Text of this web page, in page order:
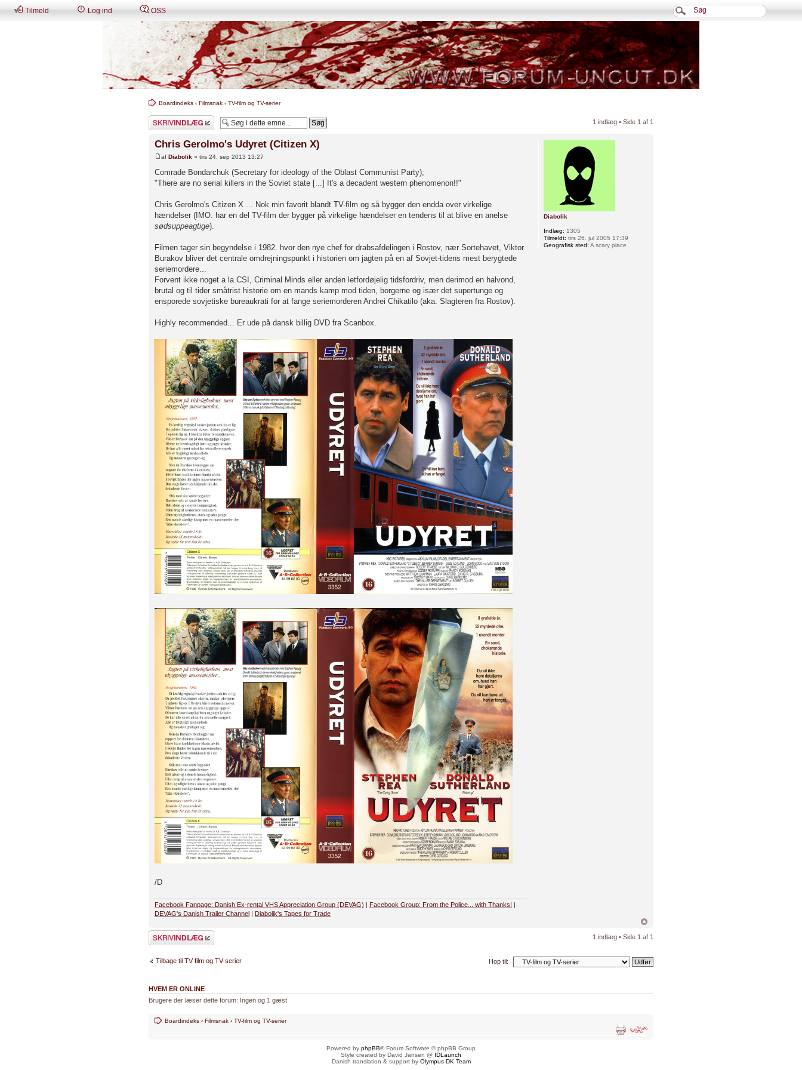
Tilmeld Log ind OSS
Boardindeks ‹ Filmsnak ‹ TV-film og TV-serier
Skriv et svar 1 indlæg • Side 1 af 1
Chris Gerolmo's Udyret (Citizen X)
af Diabolik » tirs 24. sep 2013 13:27
Comrade Bondarchuk (Secretary for ideology of the Oblast Communist Party);
"There are no serial killers in the Soviet state [...] It's a decadent western phenomenon!!"
Chris Gerolmo's Citizen X ... Nok min favorit blandt TV-film og så bygger den endda over virkelige
hændelser (IMO. har en del TV-film der bygger på virkelige hændelser en tendens til at blive en anelse
sødsuppeagtige).
Filmen tager sin begyndelse i 1982. hvor den nye chef for drabsafdelingen i Rostov, nær Sortehavet, Viktor
Burakov bliver det centrale omdrejningspunkt i historien om jagten på en af Sovjet-tidens mest berygtede
seriemordere...
Forvent ikke noget a la CSI, Criminal Minds eller anden letfordøjelig tidsfordriv, men derimod en halvond,
brutal og til tider småtrist historie om en mands kamp mod tiden, borgerne og især det supertunge og
ensporede sovjetiske bureaukrati for at fange seriemorderen Andrei Chikatilo (aka. Slagteren fra Rostov).
Highly recommended... Er ude på dansk billig DVD fra Scanbox.
/D
Facebook Fanpage: Danish Ex-rental VHS Appreciation Group (DEVAG) | Facebook Group: From the Police... with Thanks! |
DEVAG's Danish Trailer Channel | Diabolik's Tapes for Trade
Diabolik
Indlæg: 1305
Tilmeldt: tirs 26. jul 2005 17:39
Geografisk sted: A scary place
Skriv et svar 1 indlæg • Side 1 af 1
Tilbage til TV-film og TV-serier Hop til:
HVEM ER ONLINE
Brugere der læser dette forum: Ingen og 1 gæst
Boardindeks ‹ Filmsnak ‹ TV-film og TV-serier
Powered by phpBB® Forum Software © phpBB Group
Style created by David Jansen @ IDLaunch
Danish translation & support by Olympus DK Team